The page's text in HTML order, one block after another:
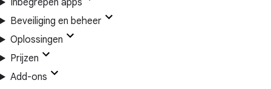
Inbegrepen apps
Beveiliging en beheer
Oplossingen
Prijzen
Add-ons